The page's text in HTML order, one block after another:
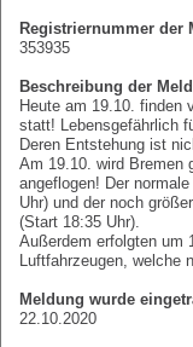
Registriernummer der
353935
Beschreibung der
Heute am 19.10. finden
statt! Lebensgefährlich
Deren Entstehung ist
Am 19.10. wird Bremen
angeflogen! Der
Uhr) und der noch
(Start 18:35 Uhr).
Außerdem erfolgten um
Luftfahrzeugen, welche
Meldung wurde
22.10.2020